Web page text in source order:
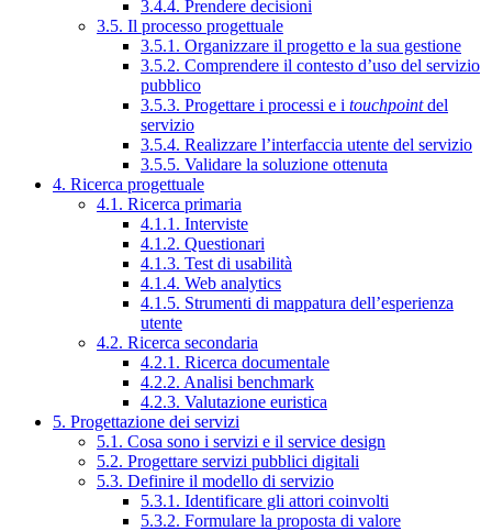
3.4.4. Prendere decisioni
3.5. Il processo progettuale
3.5.1. Organizzare il progetto e la sua gestione
3.5.2. Comprendere il contesto d’uso del servizio
pubblico
3.5.3. Progettare i processi e i touchpointdel
servizio
3.5.4. Realizzare l’interfaccia utente del servizio
3.5.5. Validare la soluzione ottenuta
4. Ricerca progettuale
4.1. Ricerca primaria
4.1.1. Interviste
4.1.2. Questionari
4.1.3. Test di usabilità
4.1.4. Web analytics
4.1.5. Strumenti di mappatura dell’esperienza
utente
4.2. Ricerca secondaria
4.2.1. Ricerca documentale
4.2.2. Analisi benchmark
4.2.3. Valutazione euristica
5. Progettazione dei servizi
5.1. Cosa sono i servizi e il service design
5.2. Progettare servizi pubblici digitali
5.3. Definire il modello di servizio
5.3.1. Identificare gli attori coinvolti
5.3.2. Formulare la proposta di valore